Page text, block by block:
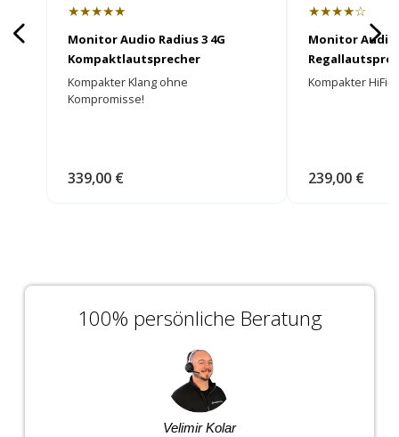
★★★★★
Monitor Audio Radius 3 4G
Kompaktlautsprecher
Kompakter Klang ohne
Kompromisse!
339,00 €
★★★★☆
Monitor Audio
Kompakter HiFi-
239,00 €
100% persönliche Beratung
Velimir Kolar